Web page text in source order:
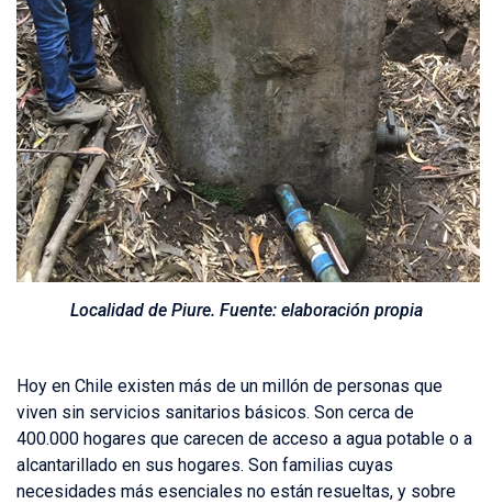
Localidad de Piure. Fuente: elaboración propia
Hoy en Chile existen más de un millón de personas que
viven sin servicios sanitarios básicos. Son cerca de
400.000 hogares que carecen de acceso a agua potable o a
alcantarillado en sus hogares. Son familias cuyas
necesidades más esenciales no están resueltas, y sobre